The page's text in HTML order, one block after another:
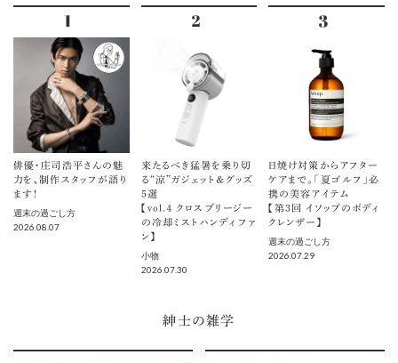
俳優・庄司浩平さんの魅
力を、制作スタッフが語り
ます！
週末の過ごし方
2026.08.07
来たるべき猛暑を乗り切
る“涼”ガジェット＆グッズ
5選
【vol.４ クロスブリージー
の冷却ミストハンディファ
ン】
小物
2026.07.30
日焼け対策からアフター
ケアまで。「夏ゴルフ」必
携の美容アイテム
【第3回 イソップのボディ
クレンザー】
週末の過ごし方
2026.07.29
紳士の雑学